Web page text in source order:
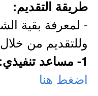
طريقة التقديم:
- لمعرفة بقية
وللتقديم من
1- مساعد تنفيذي:
اضغط هنا